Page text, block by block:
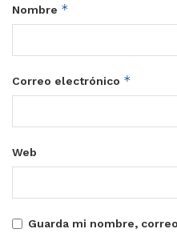
Nombre *
Correo electrónico *
Web
Guarda mi nombre,